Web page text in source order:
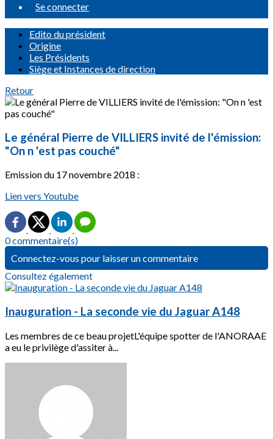
Se connecter
Edito du président
Origine
Les Présidents
Siège et Instances de direction
Retour
Le général Pierre de VILLIERS invité de l'émission:
"On n 'est pas couché"
Emission du 17 novembre 2018 :
Lien vers Youtube
0 commentaire(s)
Connectez-vous pour laisser un commentaire
Consultez également
Inauguration - La seconde vie du Jaguar A148
Les membres de ce beau projetL'équipe spotter de l'ANORAAE
a eu le privilège d'assiter à...